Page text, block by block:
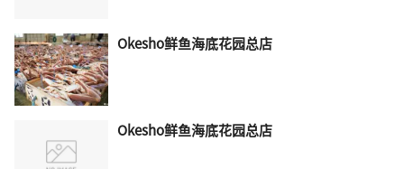
Okesho鲜鱼海底花园总店
Okesho鲜鱼海底花园总店